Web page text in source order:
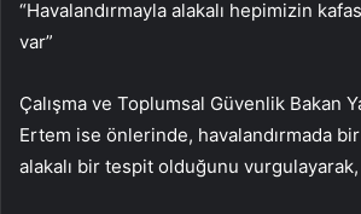
“Havalandırmayla alakalı hepimizin
var”
Çalışma ve Toplumsal Güvenlik Bakan
Ertem ise önlerinde, havalandırmada
alakalı bir tespit olduğunu